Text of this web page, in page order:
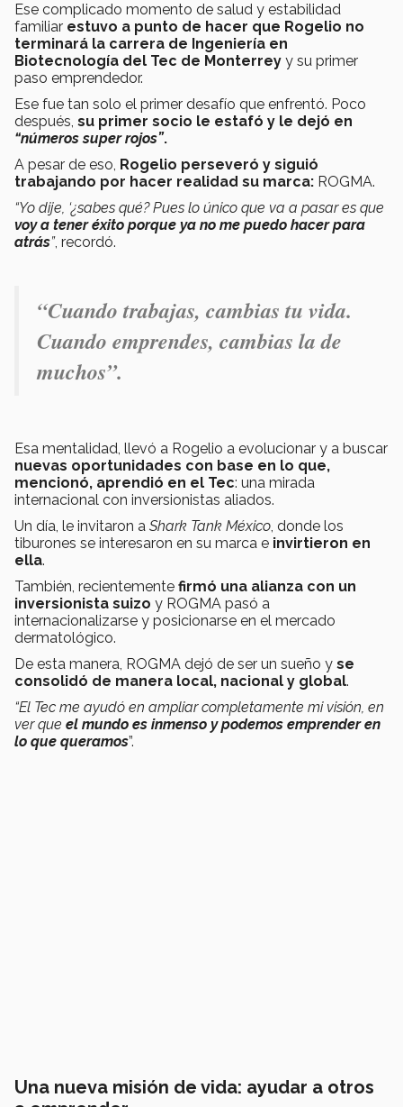
Ese complicado momento de salud y estabilidad
familiar estuvo a punto de hacer que Rogelio no
terminará la carrera de Ingeniería en
Biotecnología del Tec de Monterrey y su primer
paso emprendedor.
Ese fue tan solo el primer desafío que enfrentó. Poco
después, su primer socio le estafó y le dejó en
“números super rojos”.
A pesar de eso, Rogelio perseveró y siguió
trabajando por hacer realidad su marca: ROGMA.
“Yo dije, ‘¿sabes qué? Pues lo único que va a pasar es que
voy a tener éxito porque ya no me puedo hacer para
atrás”, recordó.
“Cuando trabajas, cambias tu vida.
Cuando emprendes, cambias la de
muchos”.
Esa mentalidad, llevó a Rogelio a evolucionar y a buscar
nuevas oportunidades con base en lo que,
mencionó, aprendió en el Tec: una mirada
internacional con inversionistas aliados.
Un día, le invitaron a Shark Tank México, donde los
tiburones se interesaron en su marca e invirtieron en
ella.
También, recientemente firmó una alianza con un
inversionista suizo y ROGMA pasó a
internacionalizarse y posicionarse en el mercado
dermatológico.
De esta manera, ROGMA dejó de ser un sueño y se
consolidó de manera local, nacional y global.
“El Tec me ayudó en ampliar completamente mi visión, en
ver que el mundo es inmenso y podemos emprender en
lo que queramos”.
Una nueva misión de vida: ayudar a otros